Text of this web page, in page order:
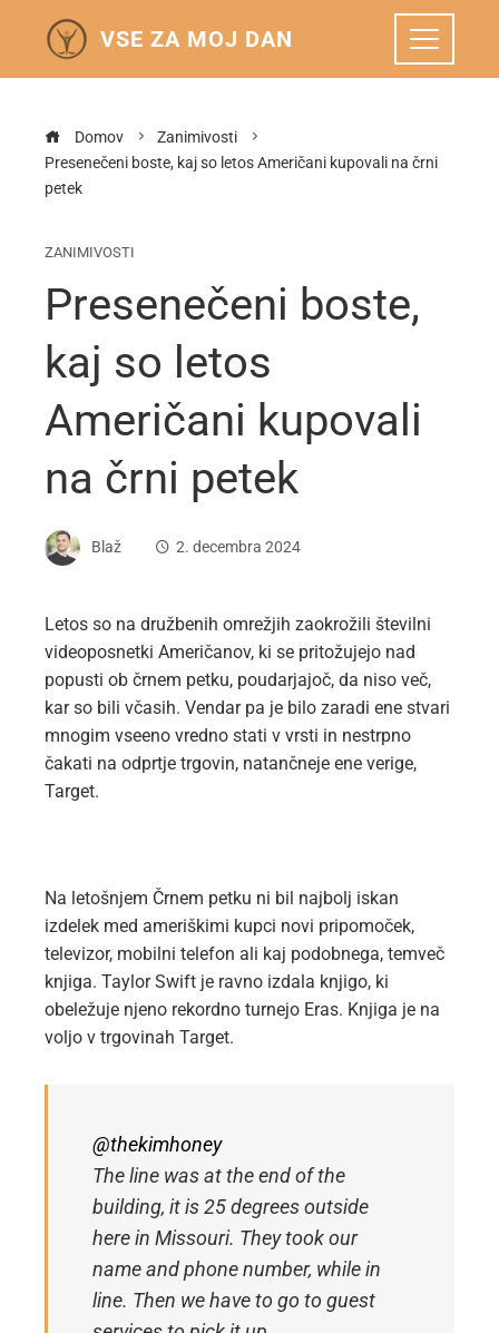
VSE ZA MOJ DAN
Domov
Zanimivosti
Presenečeni boste, kaj so letos Američani kupovali na črni
petek
ZANIMIVOSTI
Presenečeni boste,
kaj so letos
Američani kupovali
na črni petek
Blaž 2. decembra 2024
Letos so na družbenih omrežjih zaokrožili številni
videoposnetki Američanov, ki se pritožujejo nad
popusti ob črnem petku, poudarjajoč, da niso več,
kar so bili včasih. Vendar pa je bilo zaradi ene stvari
mnogim vseeno vredno stati v vrsti in nestrpno
čakati na odprtje trgovin, natančneje ene verige,
Target.
Na letošnjem Črnem petku ni bil najbolj iskan
izdelek med ameriškimi kupci novi pripomoček,
televizor, mobilni telefon ali kaj podobnega, temveč
knjiga. Taylor Swift je ravno izdala knjigo, ki
obeležuje njeno rekordno turnejo Eras. Knjiga je na
voljo v trgovinah Target.
@thekimhoney
The line was at the end of the
building, it is 25 degrees outside
here in Missouri. They took our
name and phone number, while in
line. Then we have to go to guest